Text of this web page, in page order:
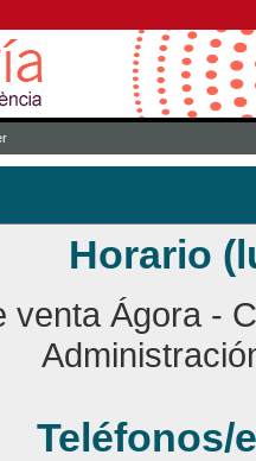
Horario
Ágora -
Teléfonos/